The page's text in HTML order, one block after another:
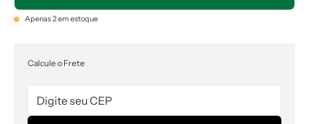
Apenas2em estoque
Calcule o Frete